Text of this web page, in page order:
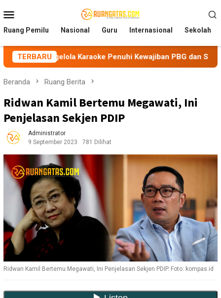
ke
kontenMobile
Ruang Pemilu Nasional Guru Internasional Sekolah
TERBARU
Karaoke Penuhi Kewajiban PBG dan SLF BEM
Beranda Ruang Berita
Ridwan Kamil Bertemu Megawati, Ini
Penjelasan Sekjen PDIP
Administrator
9 September 2023
781 Dilihat
Ridwan Kamil Bertemu Megawati, Ini Penjelasan Sekjen PDIP. Foto: kompas.id